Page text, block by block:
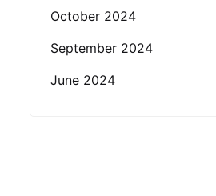
October 2024
September 2024
June 2024